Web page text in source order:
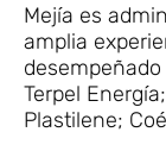
Mejía es
amplia
Terpel
Plastilene;